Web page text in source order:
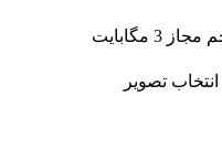
انتخاب تصویر